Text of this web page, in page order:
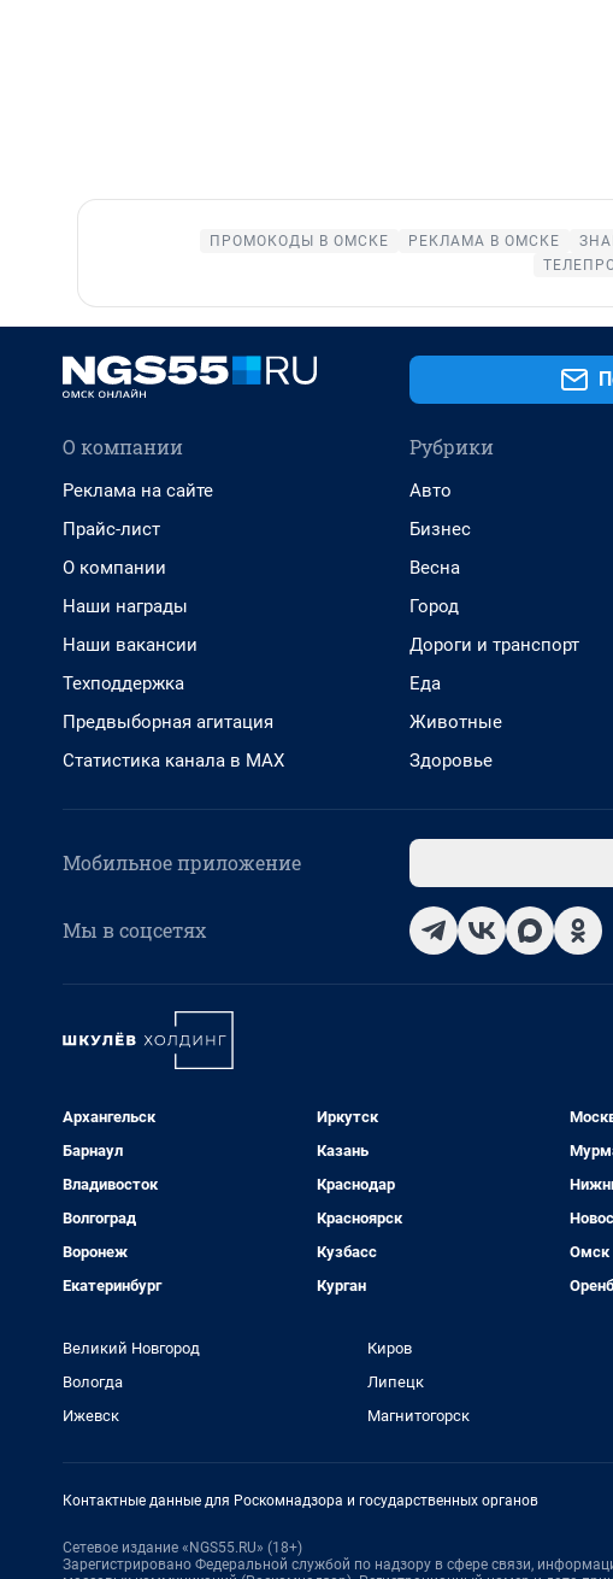
ПРОМОКОДЫ В ОМСКЕ РЕКЛАМА В ОМСКЕ
О компании
Реклама на сайте
Прайс-лист
О компании
Наши награды
Наши вакансии
Техподдержка
Предвыборная агитация
Статистика канала в MAX
Рубрики
Авто
Бизнес
Весна
Город
Дороги и транспорт
Еда
Животные
Здоровье
Мобильное приложение
Мы в соцсетях
Архангельск
Барнаул
Владивосток
Волгоград
Воронеж
Екатеринбург
Иркутск
Казань
Краснодар
Красноярск
Кузбасс
Курган
Омск
Великий Новгород
Вологда
Ижевск
Киров
Липецк
Магнитогорск
Контактные данные для Роскомнадзора и государственных органов
Сетевое издание «NGS55.RU» (18+)
Зарегистрировано Федеральной службой по надзору в сфере связи,